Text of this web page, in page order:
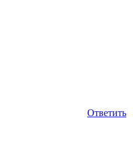
Ответить